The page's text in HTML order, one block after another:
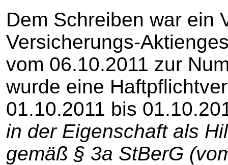
Dem Schreiben war ein
Versicherungs-
vom 06.10.2011 zur
wurde eine
01.10.2011 bis
in der Eigenschaft als
gemäß § 3a StBerG